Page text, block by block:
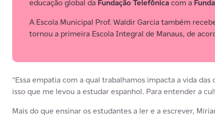
educação global da Fundação Telefônicacom a
A Escola Municipal Prof. Waldir Garcia também
tornou a primeira Escola Integral de Manaus, de
“Essa empatia com a qual trabalhamos impacta a vida
isso que me levou a estudar espanhol. Para entender a
Mais do que ensinar os estudantes a ler e a escrever,